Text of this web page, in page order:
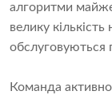
алгоритми
велику
обслуговуються
Команда